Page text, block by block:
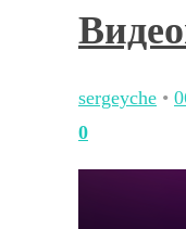
sergeyche •
0